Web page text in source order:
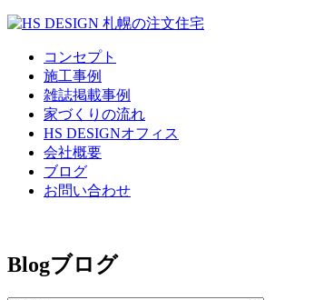
コンセプト
施工事例
雑誌掲載事例
家づくりの流れ
HS DESIGNオフィス
会社概要
ブログ
お問い合わせ
Blogブログ